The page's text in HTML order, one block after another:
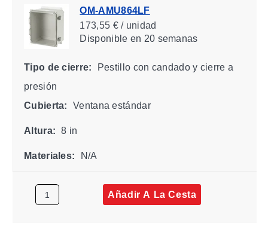
OM-AMU864LF
173,55 € / unidad
Disponibleen 20 semanas
Tipo de cierre:
Pestillo con candado y cierre a
presión
Cubierta:
Ventana estándar
Altura: 8 in
Materiales: N/A
Añadir A La Cesta